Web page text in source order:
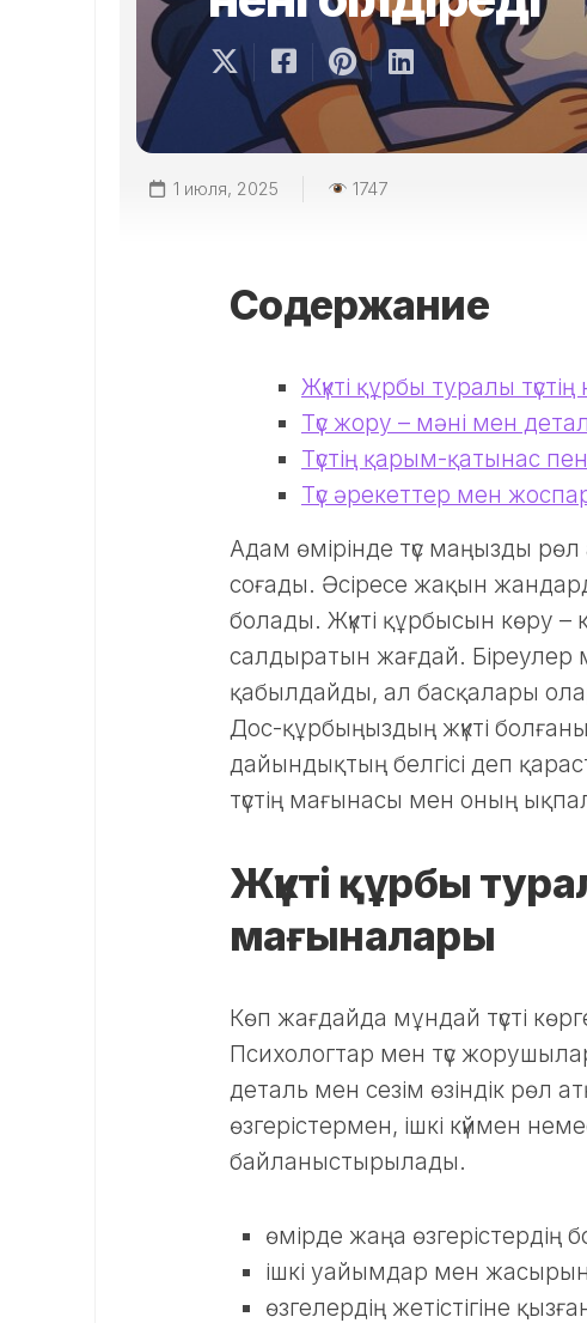
1 июля, 2025 1747
Содержание
Жүкті құрбы туралы
Түс жору – мәні мен
Түстің қарым-қатынас пен
Түс әрекеттер мен
Адам өмірінде түс маңызды
соғады. Әсіресе жақын
болады. Жүкті құрбысын көру
салдыратын жағдай. Біреулер
қабылдайды, ал басқалары
Дос-құрбыңыздың жүкті
дайындықтың белгісі деп
түстің мағынасы мен оның
Жүкті құрбы
мағыналары
Көп жағдайда мұндай түсті
Психологтар мен түс
деталь мен сезім өзіндік рөл
өзгерістермен, ішкі күймен
байланыстырылады.
өмірде жаңа өзгерістердің
ішкі уайымдар мен
өзгелердің жетістігіне